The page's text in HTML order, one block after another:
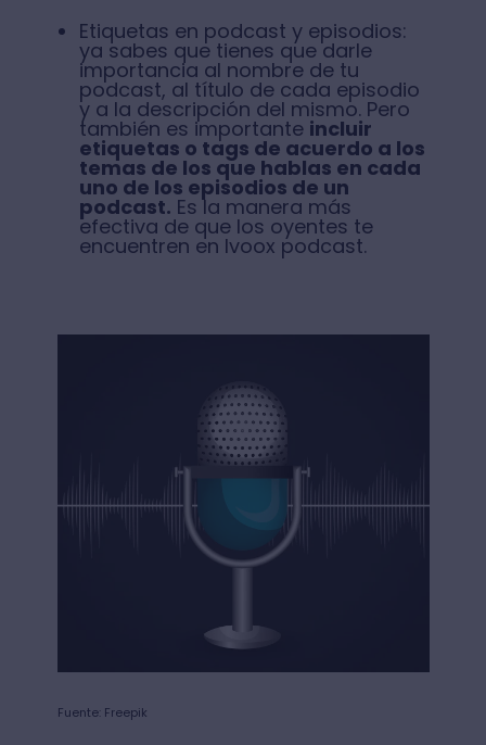
Etiquetas en podcast y episodios:
ya sabes que tienes que darle
importancia al nombre de tu
podcast, al título de cada episodio
y a la descripción del mismo. Pero
también es importante incluir
etiquetas o tags de acuerdo a los
temas de los que hablas en cada
uno de los episodios de un
podcast. Es la manera más
efectiva de que los oyentes te
encuentren en Ivoox podcast.
Fuente: Freepik